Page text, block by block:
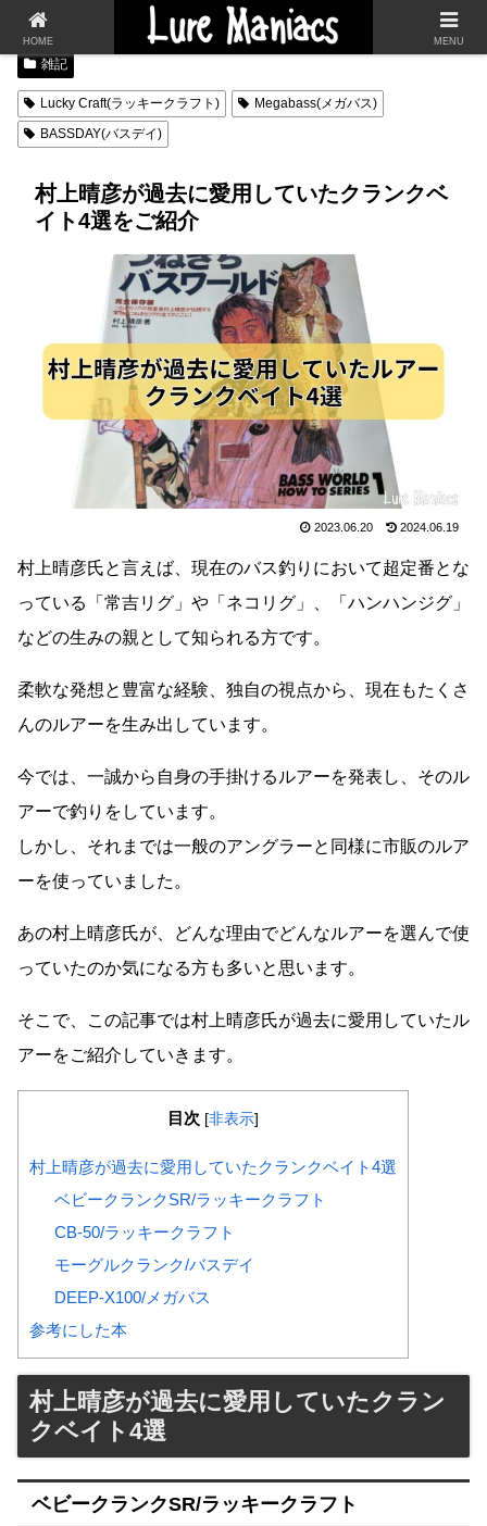
雑記
Lucky Craft(ラッキークラフト)
Megabass(メガバス)
BASSDAY(バスデイ)
村上晴彦が過去に愛用していたクランクベ
イト4選をご紹介
2023.06.20 2024.06.19
村上晴彦氏と言えば、現在のバス釣りにおいて超定番とな
っている「常吉リグ」や「ネコリグ」、「ハンハンジグ」
などの生みの親として知られる方です。
柔軟な発想と豊富な経験、独自の視点から、現在もたくさ
んのルアーを生み出しています。
今では、一誠から自身の手掛けるルアーを発表し、そのル
アーで釣りをしています。
しかし、それまでは一般のアングラーと同様に市販のルア
ーを使っていました。
あの村上晴彦氏が、どんな理由でどんなルアーを選んで使
っていたのか気になる方も多いと思います。
そこで、この記事では村上晴彦氏が過去に愛用していたル
アーをご紹介していきます。
目次 [非表示]
村上晴彦が過去に愛用していたクランクベイト4選
ベビークランクSR/ラッキークラフト
CB-50/ラッキークラフト
モーグルクランク/バスデイ
DEEP-X100/メガバス
参考にした本
村上晴彦が過去に愛用していたクラン
クベイト4選
ベビークランクSR/ラッキークラフト
HOME MENU